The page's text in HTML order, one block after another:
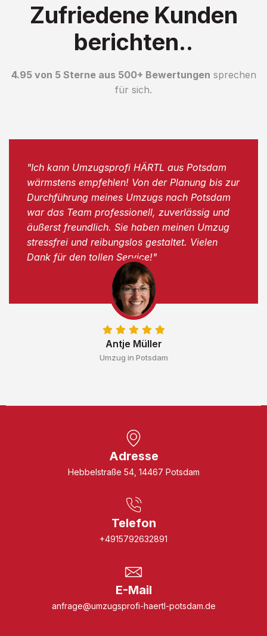
Zufriedene Kunden
berichten..
4.95 von 5 Sterne aus 500+ Bewertungen sprechen
für sich.
Antje Müller
Umzug in Potsdam
"Ich kann Umzugsprofi HÄRTL aus Potsdam
wärmstens empfehlen! Von der Planung bis zur
Durchführung meines Umzugs nach Potsdam
war das Team professionell, zuverlässig und
äußerst freundlich. Sie haben meinen Umzug
stressfrei und reibungslos gestaltet. Vielen
Dank für den tollen Service!"
Adresse
Hebbelstraße 54, 14467 Potsdam
Telefon
+4915792632891
E-Mail
anfrage@umzugsprofi-haertl-potsdam.de